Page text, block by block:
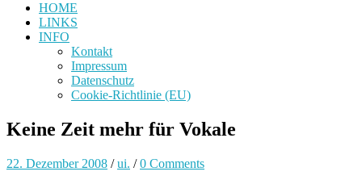
HOME
LINKS
INFO
Kontakt
Impressum
Datenschutz
Cookie-Richtlinie (EU)
Keine Zeit mehr für Vokale
22. Dezember 2008 /ui. /0 Comments